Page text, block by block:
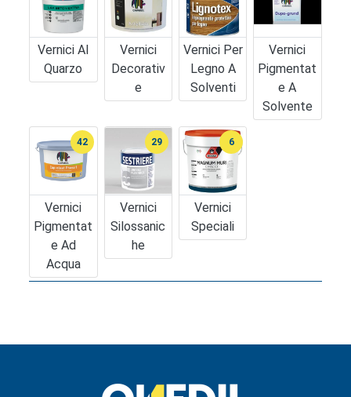
Vernici Al
Quarzo
Vernici
Decorativ
E
Vernici Per
Legno A
Solventi
Vernici
Pigmentat
E A
Solvente
Vernici
Pigmentat
E Ad
Acqua
42
Vernici
Silossanic
He
29
Vernici
Speciali
6